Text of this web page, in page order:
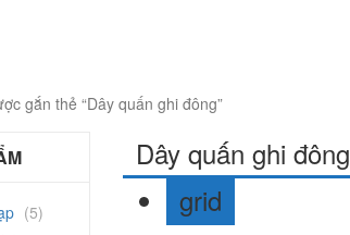
gắn thẻ “Dây quấn ghi đông”
Dây quấn ghi đông
grid
(5)